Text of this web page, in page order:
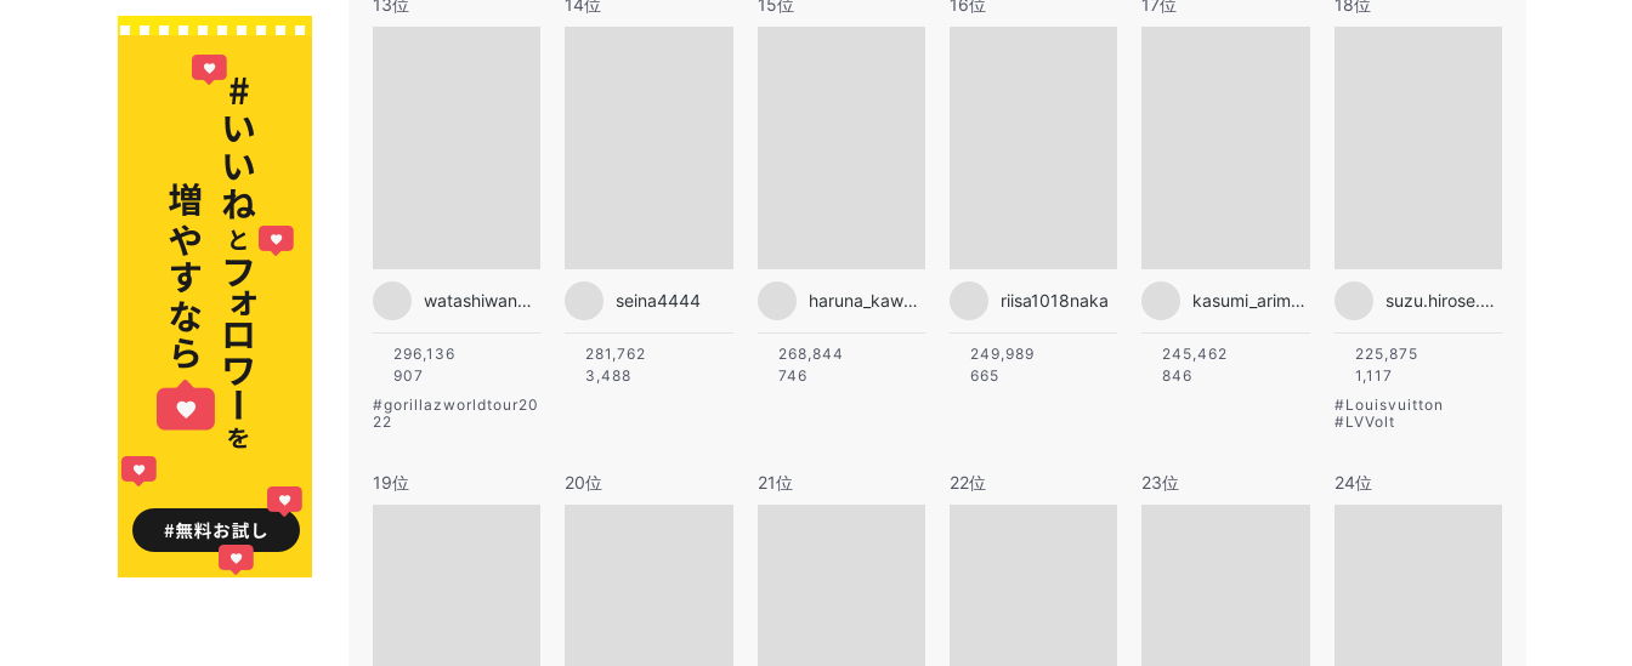
13位
watashiwanoodle
296,136
907
#gorillazworldtour20
22
14位
seina4444
281,762
3,488
15位
haruna_kawaguchi_official
268,844
746
16位
riisa1018naka
249,989
665
17位
kasumi_arimura.official
245,462
846
18位
suzu.hirose.official
225,875
1,117
#Louisvuitton
#LVVolt
19位 20位 21位 22位 23位 24位